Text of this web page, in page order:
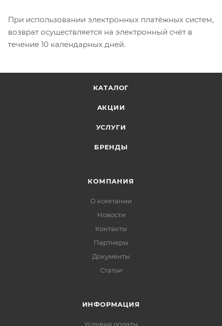
При использовании электронных платёжных систем,
возврат осуществляется на электронный счёт в
течение 10 календарных дней.
КАТАЛОГ
АКЦИИ
УСЛУГИ
БРЕНДЫ
КОМПАНИЯ
О компании
Новости
Контакты
Партнеры
Документы
Статьи
ИНФОРМАЦИЯ
Условия оплаты